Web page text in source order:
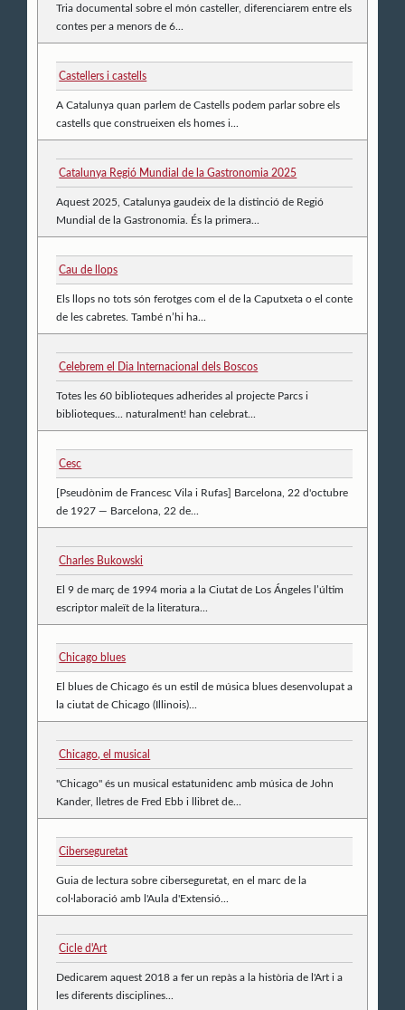
Tria documental sobre el món casteller, diferenciarem entre els
contes per a menors de 6...
Castellers i castells
A Catalunya quan parlem de Castells podem parlar sobre els
castells que construeixen els homes i...
Catalunya Regió Mundial de la Gastronomia 2025
Aquest 2025, Catalunya gaudeix de la distinció de Regió
Mundial de la Gastronomia. És la primera...
Cau de llops
Els llops no tots són ferotges com el de la Caputxeta o el conte
de les cabretes. També n’hi ha...
Celebrem el Dia Internacional dels Boscos
Totes les 60 biblioteques adherides al projecte Parcs i
biblioteques... naturalment! han celebrat...
Cesc
[Pseudònim de Francesc Vila i Rufas] Barcelona, 22 d'octubre
de 1927 — Barcelona, 22 de...
Charles Bukowski
El 9 de març de 1994 moria a la Ciutat de Los Ángeles l’últim
escriptor maleït de la literatura...
Chicago blues
El blues de Chicago és un estil de música blues desenvolupat a
la ciutat de Chicago (Illinois)...
Chicago, el musical
"Chicago" és un musical estatunidenc amb música de John
Kander, lletres de Fred Ebb i llibret de...
Ciberseguretat
Guia de lectura sobre ciberseguretat, en el marc de la
col·laboració amb l'Aula d'Extensió...
Cicle d'Art
Dedicarem aquest 2018 a fer un repàs a la història de l'Art i a
les diferents disciplines...